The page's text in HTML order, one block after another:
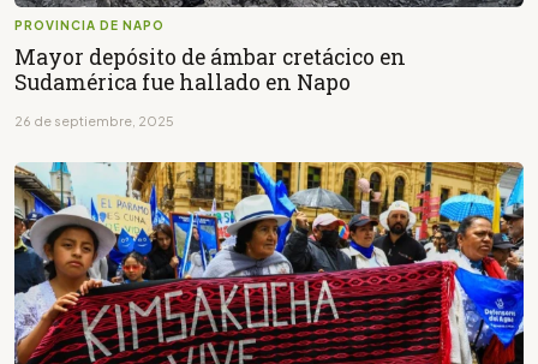
PROVINCIA DE NAPO
Mayor depósito de ámbar cretácico en
Sudamérica fue hallado en Napo
26 de septiembre, 2025